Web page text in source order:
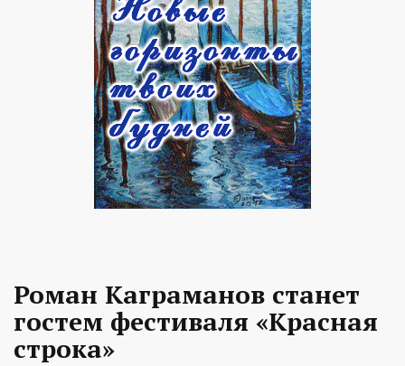
Роман Каграманов станет
гостем фестиваля «Красная
строка»